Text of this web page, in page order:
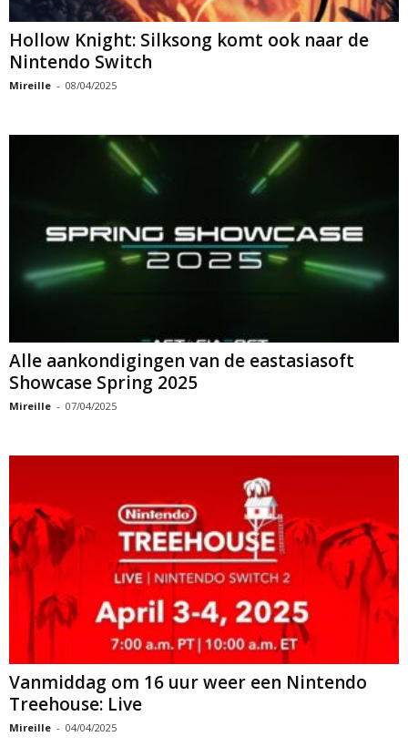
Hollow Knight: Silksong komt ook naar de
Nintendo Switch
Mireille - 08/04/2025
Alle aankondigingen van de eastasiasoft
Showcase Spring 2025
Mireille - 07/04/2025
Vanmiddag om 16 uur weer een Nintendo
Treehouse: Live
Mireille - 04/04/2025